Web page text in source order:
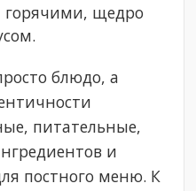
горячими, щедро
блюдо, а
питательные,
и
постного меню. К